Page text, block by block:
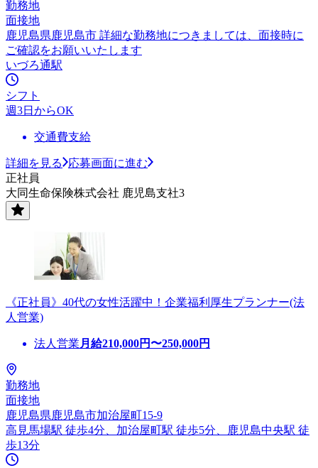
勤務地
面接地
鹿児島県鹿児島市 詳細な勤務地につきましては、面接時に
ご確認をお願いいたします
いづろ通駅
シフト
週3日からOK
交通費支給
詳細を見る
応募画面に進む
正社員
大同生命保険株式会社 鹿児島支社3
《正社員》40代の女性活躍中！企業福利厚生プランナー(法
人営業)
法人営業 月給210,000円〜250,000円
勤務地
面接地
鹿児島県鹿児島市加治屋町15-9
高見馬場駅 徒歩4分、加治屋町駅 徒歩5分、鹿児島中央駅 徒
歩13分